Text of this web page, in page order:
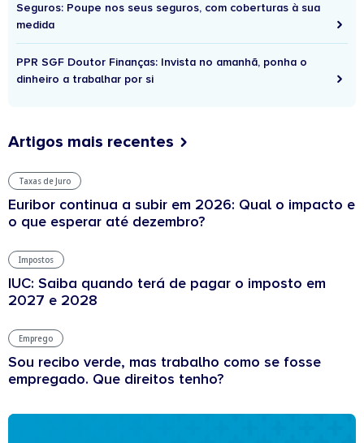
Seguros: Poupe nos seus seguros, com coberturas à sua
medida
PPR SGF Doutor Finanças: Invista no amanhã, ponha o
dinheiro a trabalhar por si
Artigos mais recentes
Taxas de Juro
Euribor continua a subir em 2026: Qual o impacto e
o que esperar até dezembro?
Impostos
IUC: Saiba quando terá de pagar o imposto em
2027 e 2028
Emprego
Sou recibo verde, mas trabalho como se fosse
empregado. Que direitos tenho?